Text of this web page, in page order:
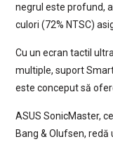
negrul este profund,
culori (72% NTSC)
Cu un ecran tactil
multiple, suport
este conceput să
ASUS SonicMaster,
Bang & Olufsen,